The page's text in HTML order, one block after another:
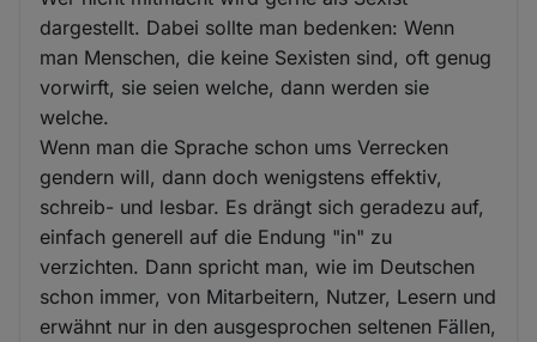
dargestellt. Dabei sollte man bedenken: Wenn
man Menschen, die keine Sexisten sind, oft genug
vorwirft, sie seien welche, dann werden sie
welche.
Wenn man die Sprache schon ums Verrecken
gendern will, dann doch wenigstens effektiv,
schreib- und lesbar. Es drängt sich geradezu auf,
einfach generell auf die Endung "in" zu
verzichten. Dann spricht man, wie im Deutschen
schon immer, von Mitarbeitern, Nutzer, Lesern und
erwähnt nur in den ausgesprochen seltenen Fällen,